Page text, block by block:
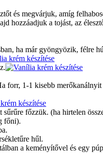
és megvárjuk, amíg
hozzáadjuk a tojást, az
ha már gyöngyözik, félre
forr, 1-1 kisebb
főzzük. (ha hirtelen
főni).
hűl.
a keményítővel és egy